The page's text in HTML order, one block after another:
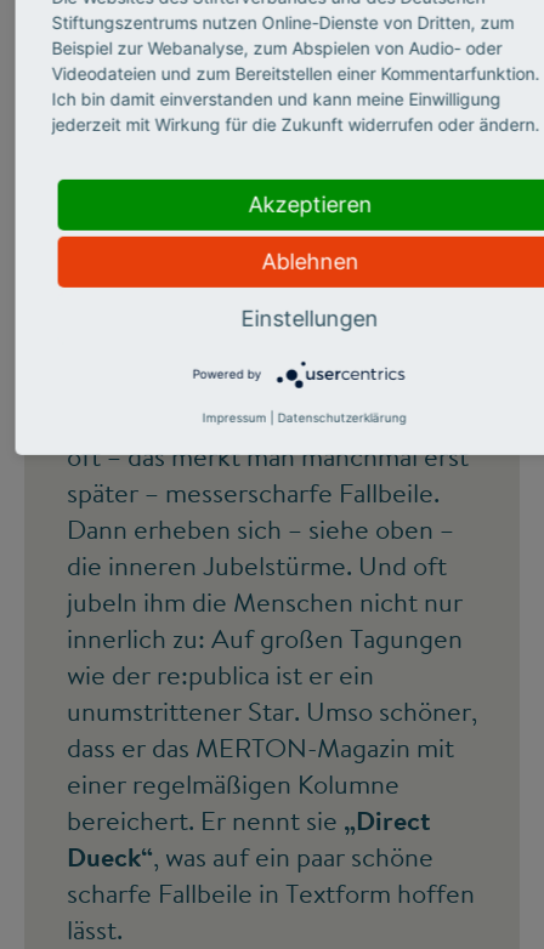
ihm, wenn man ihn als
Vortragendenauf der Bühne
erlebt, aber auch mit seinenTexten
undBüchern, mit seinenInterviews.
außergewöhnliche Weise die Dinge
auf den Punkt zu bringen: Oft
schleicht er sich erst an ein Thema
heran, um dann umso hartnäckiger
Seine Thesen trägt er zumeist ruhig
und gelassen vor, und doch sind sie
oft – das merkt man manchmal erst
später – messerscharfe Fallbeile.
Dann erheben sich – siehe oben –
die inneren Jubelstürme. Und oft
jubeln ihm die Menschen nicht nur
innerlich zu: Auf großen Tagungen
wie der re:publica ist er ein
unumstrittener Star. Umso schöner,
dass er das MERTON-Magazin mit
einer regelmäßigen Kolumne
bereichert. Er nennt sie „Direct
Dueck“, was auf ein paar schöne
scharfe Fallbeile in Textform hoffen
lässt.
Stiftungszentrums nutzen Online-Dienste von Dritten, zum
Beispiel zur Webanalyse, zum Abspielen von Audio- oder
Videodateien und zum Bereitstellen einer Kommentarfunktion.
Ich bin damit einverstanden und kann meine Einwilligung
jederzeit mit Wirkung für die Zukunft widerrufen oder ändern.
Akzeptieren
Ablehnen
Einstellungen
Powered by
Impressum Datenschutzerklärung